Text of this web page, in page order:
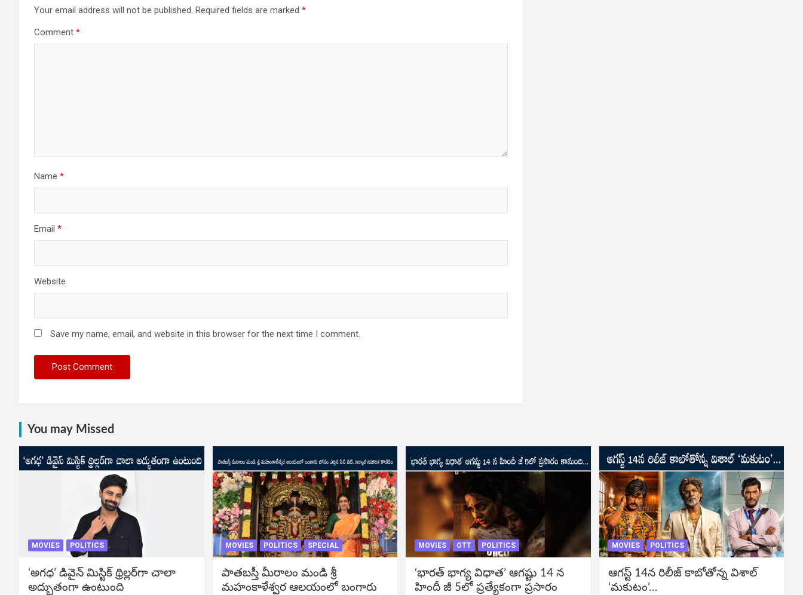
Your email address will not be published. Required fields are marked *
Comment *
Name *
Email *
Website
Save my name, email, and website in this browser for the next time I comment.
You may Missed
MOVIES POLITICS
‘అగధ’ డివైన్ మిస్టిక్ థ్రిల్లర్‌గా చాలా
అద్భుతంగా ఉంటుంది
MOVIES POLITICS SPECIAL
పాతబస్తీ మీరాలం మండి శ్రీ
మహంకాళేశ్వర ఆలయంలో బంగారు
MOVIES OTT POLITICS
‘భారత్ భాగ్య విధాత’ ఆగష్టు 14 న
హిందీ జీ 5లో ప్రత్యేకంగా ప్రసారం
MOVIES POLITICS
ఆగస్ట్ 14న రిలీజ్ కాబోతోన్న విశాల్
‘మకుటం’…